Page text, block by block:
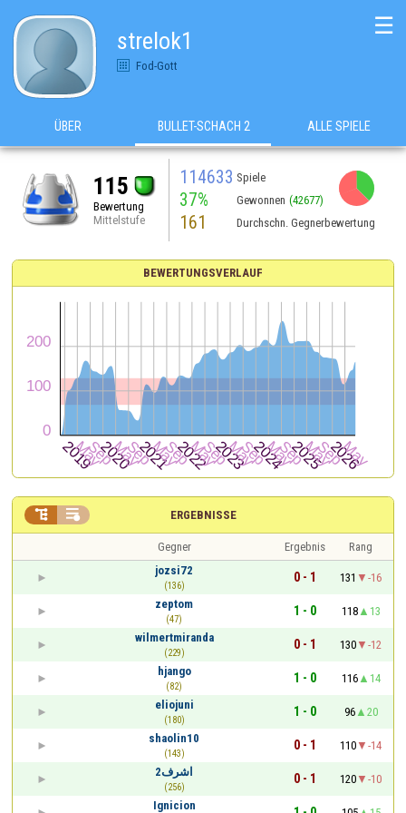
strelok1
Fod-Gott
☰
ÜBER BULLET-SCHACH 2 ALLE SPIELE
115
Bewertung
Mittelstufe
114633 Spiele
37% Gewonnen (42677)
161 Durchschn. Gegnerbewertung
BEWERTUNGSVERLAUF
ERGEBNISSE
 
Gegner Ergebnis
Rang
jozsi72
(136)
0 - 1 131
-16
zeptom
(47)
1 - 0 118
13
wilmertmiranda
(229)
0 - 1 130
-12
hjango
(82)
1 - 0 116
14
eliojuni
(180)
1 - 0 96
20
shaolin10
(143)
0 - 1 110
-14
اشرف2
(256)
0 - 1 120
-10
Ignicion